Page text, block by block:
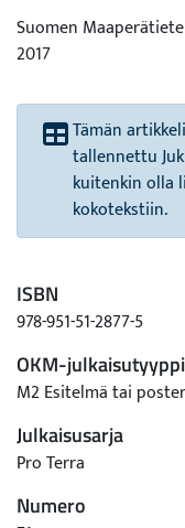
Suomen
2017
Tämän
tallennettu
kuitenkin olla
kokotekstiin.
ISBN
978-951-51-2877-5
OKM-julkaisutyyppi
M2 Esitelmä tai
Julkaisusarja
Pro Terra
Numero